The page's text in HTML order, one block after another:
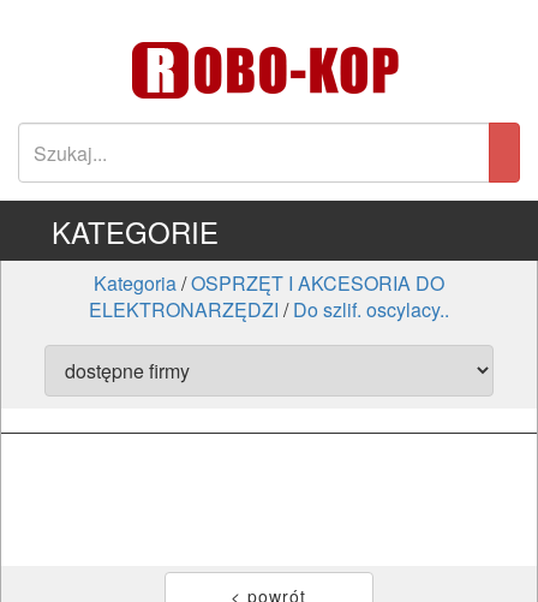
KATEGORIE
Kategoria/OSPRZĘT I AKCESORIA DO
ELEKTRONARZĘDZI /Do szlif. oscylacy..